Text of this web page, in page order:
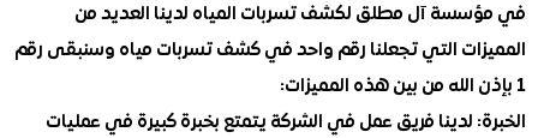
آل مطلق لكشف تسربات المياه لدينا العديد من
التي تجعلنا رقم واحد في كشف تسربات مياه وسنبقى رقم
لدينا فريق عمل في الشركة يتمتع بخبرة كبيرة في عمليات